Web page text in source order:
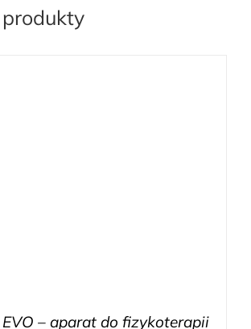
EVO – aparat do fizykoterapii